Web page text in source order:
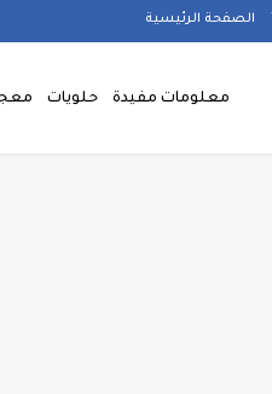
الصفحة الرئيسية
معلومات مفيدة حلويات